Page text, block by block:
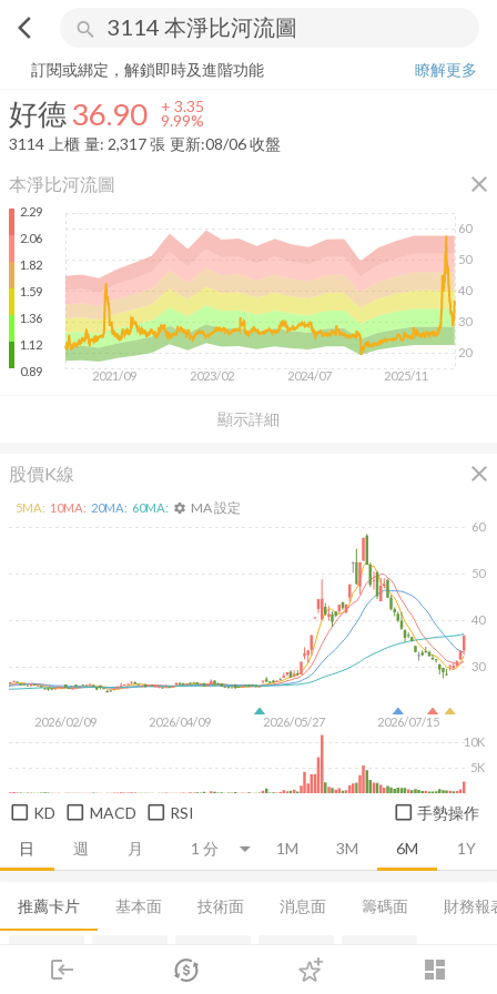
arrow_back_ios search
login dashboard
市場 登入
好德 36.90+ 9.99%
訂閱或綁定，解鎖即時及進階功能
瞭解更多
好德36.90 + 3.35
9.99%
3114 上櫃 量: 2,317張 更新:08/06 收盤
本淨比河流圖 close
顯示詳細
2.29
2.06
1.82
1.59
1.36
1.12
0.89
2021/09 2023/02 2024/07 2025/11
20
30
40
50
60
股價K線 close
日 週 月 1M 3M 6M 1Y
2026/02/09 2026/04/09 2026/05/27 2026/07/15
30
40
50
60
5K
10K
5MA: 10MA: 20MA: 60MA: settings MA 設定
KD MACD RSI 手勢操作
推薦卡片 基本面 技術面 消息面 籌碼面 財務報